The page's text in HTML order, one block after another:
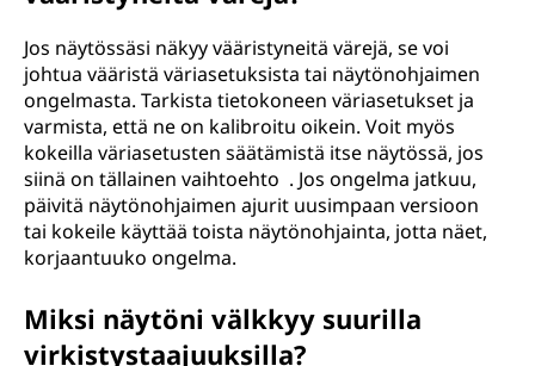
Jos näytössäsi näkyy vääristyneitä värejä, se voi
johtua vääristä väriasetuksista tai näytönohjaimen
ongelmasta. Tarkista tietokoneen väriasetukset ja
varmista, että ne on kalibroitu oikein. Voit myös
kokeilla väriasetusten säätämistä itse näytössä, jos
siinä on tällainen vaihtoehto . Jos ongelma jatkuu,
päivitä näytönohjaimen ajurit uusimpaan versioon
tai kokeile käyttää toista näytönohjainta, jotta näet,
korjaantuuko ongelma.
Miksi näytöni välkkyy suurilla
virkistystaajuuksilla?